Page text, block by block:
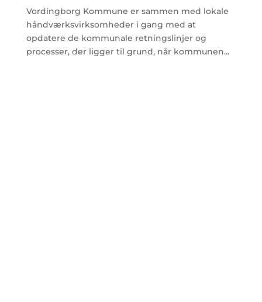
Vordingborg Kommune er sammen med lokale
håndværksvirksomheder i gang med at
opdatere de kommunale retningslinjer og
processer, der ligger til grund, når kommunen...